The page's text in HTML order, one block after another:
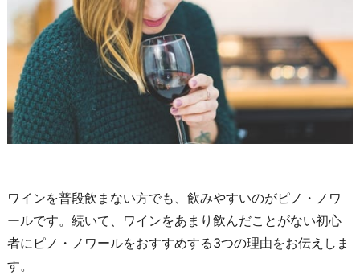
ワインを普段飲まない方でも、飲みやすいのがピノ・ノワ
ールです。続いて、ワインをあまり飲んだことがない初心
者にピノ・ノワールをおすすめする3つの理由をお伝えしま
す。